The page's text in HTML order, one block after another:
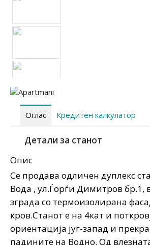
Оглас Кредитен калкулатор
Детали за станот
Опис
Се продава одличен дуплекс
Вода , ул.Ѓорѓи Димитров бр.1,
зграда со термоизолирана
кров.Станот е на 4кат и
ориентација југ-запад и
падините на Водно. Од